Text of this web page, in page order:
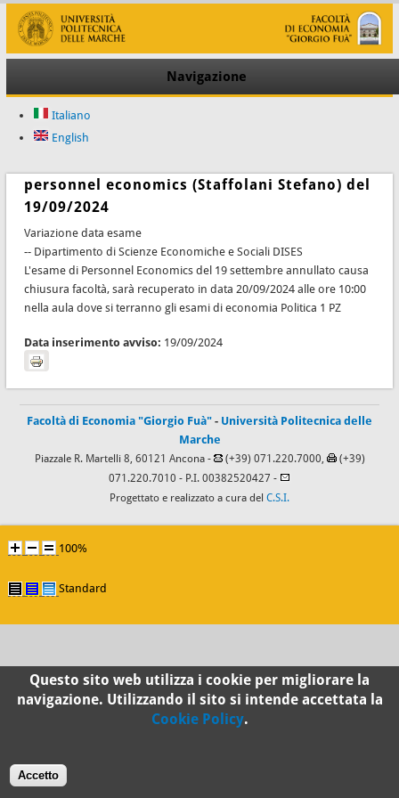
Navigazione
Italiano
English
personnel economics (Staffolani Stefano) del
19/09/2024
Variazione data esame
-- Dipartimento di Scienze Economiche e Sociali DISES
L'esame di Personnel Economics del 19 settembre annullato causa
chiusura facoltà, sarà recuperato in data 20/09/2024 alle ore 10:00
nella aula dove si terranno gli esami di economia Politica 1 PZ
Data inserimento avviso: 19/09/2024
Facoltà di Economia "Giorgio Fuà" - Università Politecnica delle
Marche
Piazzale R. Martelli 8, 60121 Ancona - (+39) 071.220.7000,
(+39)
071.220.7010 - P.I. 00382520427 -
Progettato e realizzato a cura del C.S.I.
100%
Standard
Questo sito web utilizza i cookie per migliorare la
navigazione. Utilizzando il sito si intende accettata la
Cookie Policy.
Accetto